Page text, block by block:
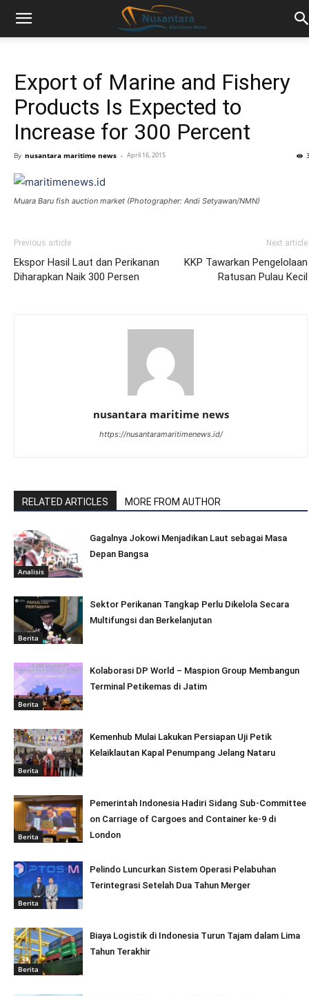
Export of Marine and Fishery
Products Is Expected to
Increase for 300 Percent
By nusantara maritime news - April 16, 2015
Muara Baru fish auction market (Photographer: Andi Setyawan/NMN)
Previous article
Ekspor Hasil Laut dan Perikanan
Diharapkan Naik 300 Persen
Next article
KKP Tawarkan Pengelolaan
Ratusan Pulau Kecil
nusantara maritime news
https://nusantaramaritimenews.id/
RELATED ARTICLES MORE FROM AUTHOR
Analisis
Gagalnya Jokowi Menjadikan Laut sebagai Masa
Depan Bangsa
Berita
Sektor Perikanan Tangkap Perlu Dikelola Secara
Multifungsi dan Berkelanjutan
Berita
Kolaborasi DP World – Maspion Group Membangun
Terminal Petikemas di Jatim
Berita
Kemenhub Mulai Lakukan Persiapan Uji Petik
Kelaiklautan Kapal Penumpang Jelang Nataru
Berita
Pemerintah Indonesia Hadiri Sidang Sub-Committee
on Carriage of Cargoes and Container ke-9 di
London
Berita
Pelindo Luncurkan Sistem Operasi Pelabuhan
Terintegrasi Setelah Dua Tahun Merger
Berita
Biaya Logistik di Indonesia Turun Tajam dalam Lima
Tahun Terakhir